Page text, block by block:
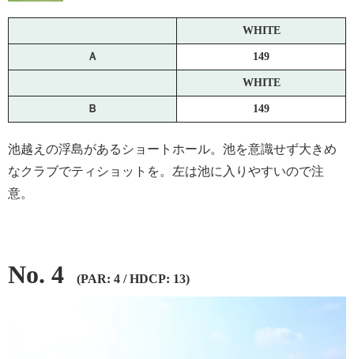
WHITE
Ａ 149
WHITE
Ｂ 149
池越えの浮島があるショートホール。池を意識せず大きめ
なクラブでティショットを。左は池に入りやすいので注
意。
No. 4 (PAR: 4 / HDCP: 13)